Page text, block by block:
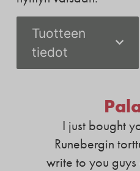
Tuotteen
tiedot
I just bought
Runebergin
write to you guys